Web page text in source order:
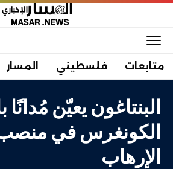
متابعات فلسطيني المسار
البنتاغون يعيّن مُدانًا
الكونغرس في
الإرهاب